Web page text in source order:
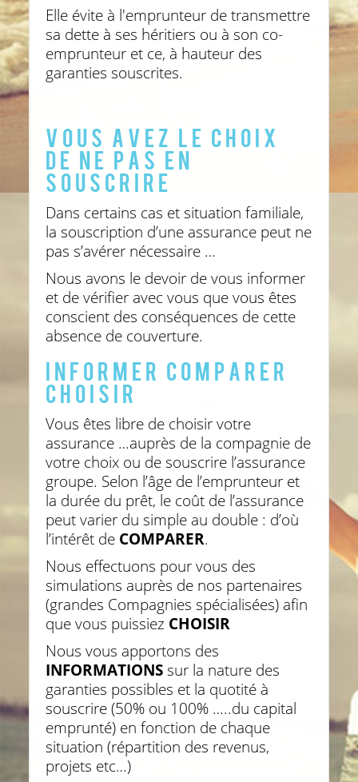
Elle évite à l'emprunteur de transmettre
sa dette à ses héritiers ou à son co-
emprunteur et ce, à hauteur des
garanties souscrites.
VOUS AVEZ LE CHOIX
DE NE PAS EN
SOUSCRIRE
Dans certains cas et situation familiale,
la souscription d’une assurance peut ne
pas s’avérer nécessaire …
Nous avons le devoir de vous informer
et de vérifier avec vous que vous êtes
conscient des conséquences de cette
absence de couverture.
INFORMER COMPARER
CHOISIR
Vous êtes libre de choisir votre
assurance …auprès de la compagnie de
votre choix ou de souscrire l’assurance
groupe. Selon l’âge de l’emprunteur et
la durée du prêt, le coût de l’assurance
peut varier du simple au double : d’où
l’intérêt de COMPARER.
Nous effectuons pour vous des
simulations auprès de nos partenaires
(grandes Compagnies spécialisées) afin
que vous puissiez CHOISIR
Nous vous apportons des
INFORMATIONSsur la nature des
garanties possibles et la quotité à
souscrire (50% ou 100% …..du capital
emprunté) en fonction de chaque
situation (répartition des revenus,
projets etc…)